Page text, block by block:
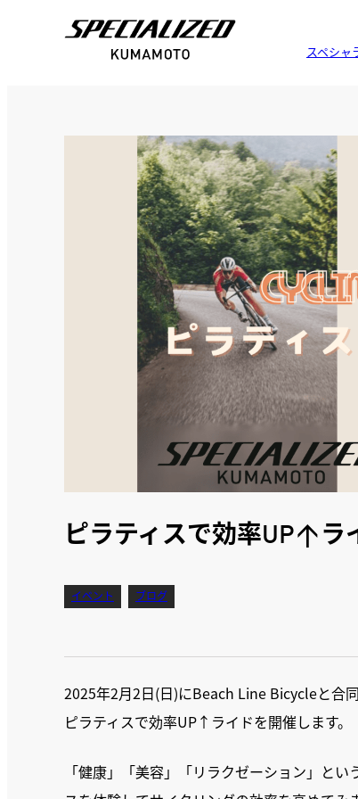
スペシャ
ピラティスで効率UP↑ラ
イベント ブログ
2025年2月2日(日)にBeach Line Bicycleと合
ピラティスで効率UP↑ライドを開催します。
「健康」「美容」「リラクゼーション」と